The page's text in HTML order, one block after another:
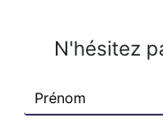
N'hésitez